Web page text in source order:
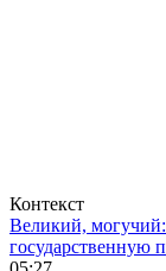
Контекст
Великий, могучий:
государственную